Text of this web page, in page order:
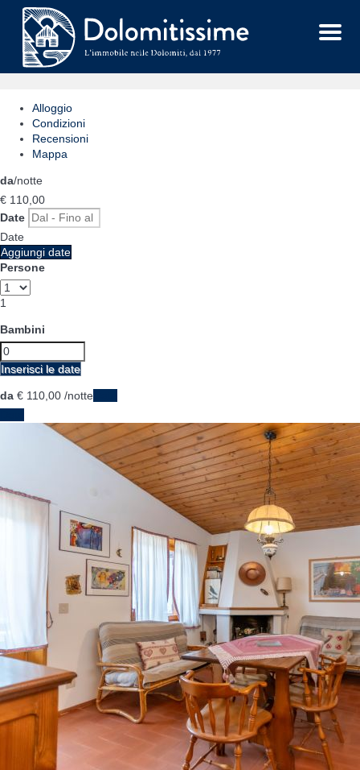
Menu
Alloggio
Condizioni
Recensioni
Mappa
da/notte
€ 110, 00
Date
Date
Aggiungi date
Persone
1
Bambini
Inserisci le date
da € 110, 00 /notte